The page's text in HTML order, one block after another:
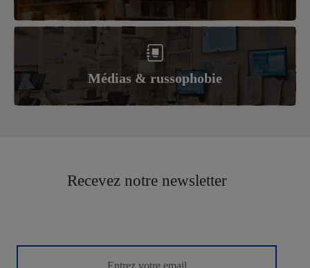
Médias & russophobie
Recevez notre newsletter